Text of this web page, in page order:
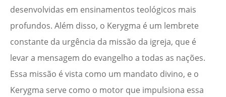
desenvolvidas em ensinamentos teológicos mais
profundos. Além disso, o Kerygma é um lembrete
constante da urgência da missão da igreja, que é
levar a mensagem do evangelho a todas as nações.
Essa missão é vista como um mandato divino, e o
Kerygma serve como o motor que impulsiona essa